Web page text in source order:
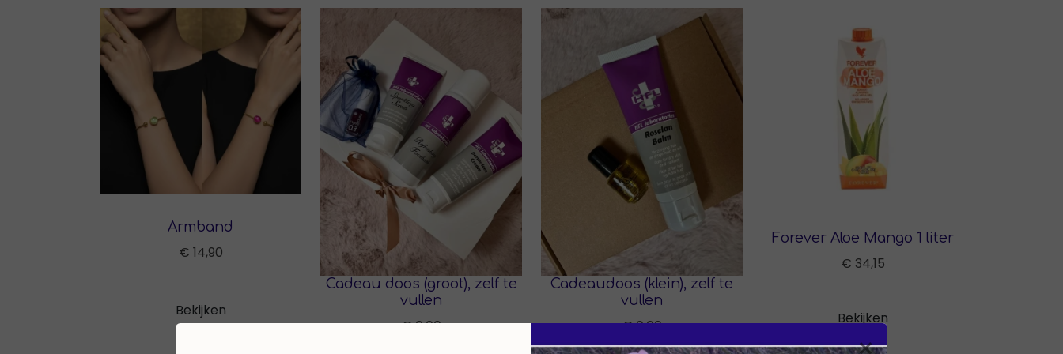
aan elkaar kleven of smelten.
----------------------------------------------------------------------
---------------------------
• Forever Immune Gummy is niet geschikt voor kinderen jonger dan 18 jaar.
• Buiten bereik van jonge kinderen bewaren.
• De aanbevolen dagelijkse hoeveelheid niet overschrijden.
• Een voedingssupplement is geen vervanging voor een gevarieerde
evenwichtige voeding en gezonde levensstijl.
• Neem dagelijks 2 gummies en kauw goed.
Armband
€ 14,90
Bekijken
Cadeau doos (groot), zelf te
vullen
€ 0,00
Cadeaudoos (klein), zelf te
vullen
€ 0,00
Forever Aloe Mango 1 liter
€ 34,15
Bekijken